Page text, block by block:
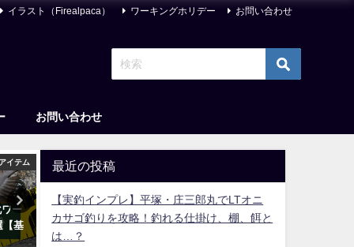
イラスト（Firealpaca） ワーキングホリデー お問い合わせ
お問い合わせ
イテム
ー
【基
ボックス おすすめ15選【丁度良
いサイズ＆保冷力最強も！】
ね？】『客観性の落とし穴
最近の投稿
【実釣インプレ】平塚・庄三郎丸でLTオニ
カサゴ釣りを攻略！釣れる仕掛け、棚、餌と
は…？